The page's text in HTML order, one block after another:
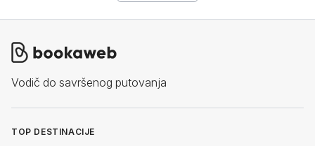
Vodič do savršenog putovanja
TOP DESTINACIJE